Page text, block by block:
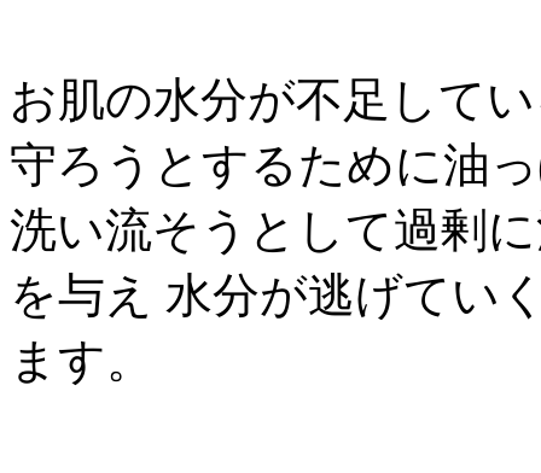
お肌の水分が不足して
守ろうとするために油
洗い流そうとして過剰
を与え 水分が逃げてい
ます。